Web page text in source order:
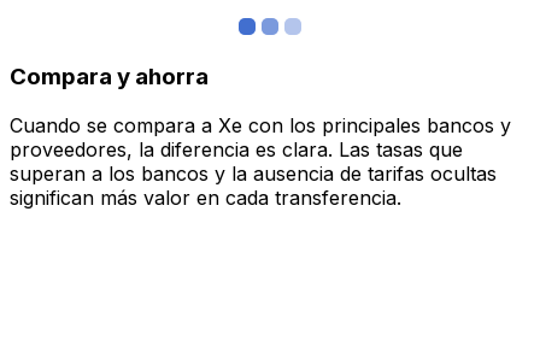
Compara y ahorra
Cuando se compara a Xe con los principales bancos y
proveedores, la diferencia es clara. Las tasas que
superan a los bancos y la ausencia de tarifas ocultas
significan más valor en cada transferencia.